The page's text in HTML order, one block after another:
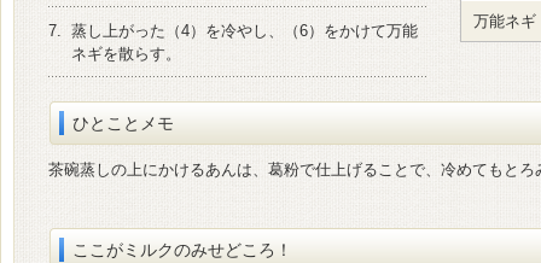
7. 蒸し上がった（4）を冷やし、（6）をかけて万能
ネギを散らす。
万能ネギ
ひとことメモ
茶碗蒸しの上にかけるあんは、葛粉で仕上げることで、冷めてもとろ
ここがミルクのみせどころ！